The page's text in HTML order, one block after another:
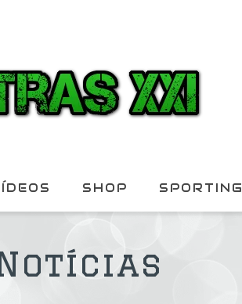
SHOP SPORTING